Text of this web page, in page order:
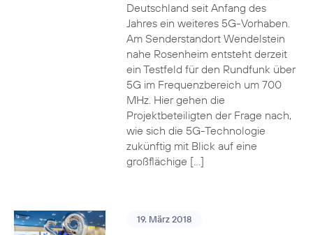
Deutschland seit Anfang des
Jahres ein weiteres 5G-Vorhaben.
Am Senderstandort Wendelstein
nahe Rosenheim entsteht derzeit
ein Testfeld für den Rundfunk über
5G im Frequenzbereich um 700
MHz. Hier gehen die
Projektbeteiligten der Frage nach,
wie sich die 5G-Technologie
zukünftig mit Blick auf eine
großflächige […]
19. März 2018